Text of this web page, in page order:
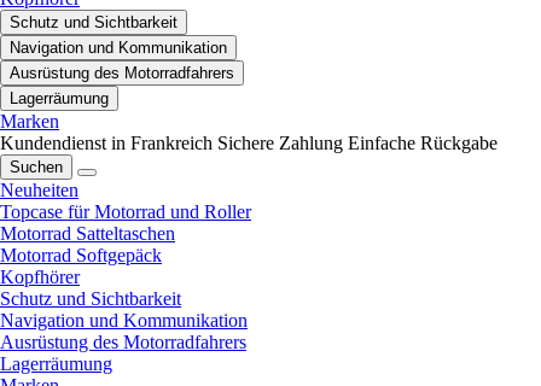
Schutz und Sichtbarkeit
Navigation und Kommunikation
Ausrüstung des Motorradfahrers
Lagerräumung
Marken
Kundendienst in Frankreich Sichere Zahlung Einfache Rückgabe
Suchen
Neuheiten
Topcase für Motorrad und Roller
Motorrad Satteltaschen
Motorrad Softgepäck
Kopfhörer
Schutz und Sichtbarkeit
Navigation und Kommunikation
Ausrüstung des Motorradfahrers
Lagerräumung